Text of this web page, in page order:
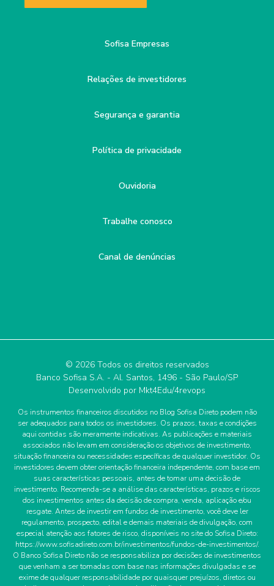
Sofisa Empresas
Relações de investidores
Segurança e garantia
Política de privacidade
Ouvidoria
Trabalhe conosco
Canal de denúncias
© 2026 Todos os direitos reservados
Banco Sofisa S.A. - Al. Santos, 1496 - São Paulo/SP
Desenvolvido por Mkt4Edu/4revops
Os instrumentos financeiros discutidos no Blog Sofisa Direto podem não
ser adequados para todos os investidores. Os prazos, taxas e condições
aqui contidas são meramente indicativas. As publicações e materiais
associados não levam em consideração os objetivos de investimento,
situação financeira ou necessidades específicas de qualquer investidor. Os
investidores devem obter orientação financeira independente, com base em
suas características pessoais, antes de tomar uma decisão de
investimento. Recomenda-se a análise das características, prazos e riscos
dos investimentos antes da decisão de compra, venda, aplicação e/ou
resgate. Antes de investir em fundos de investimento, você deve ler
regulamento, prospecto, edital e demais materiais de divulgação, com
especial atenção aos fatores de risco, disponíveis no site do Sofisa Direto:
https://www.sofisadireto.com.br/investimentos/fundos-de-investimentos/.
O Banco Sofisa Direto não se responsabiliza por decisões de investimentos
que venham a ser tomadas com base nas informações divulgadas e se
exime de qualquer responsabilidade por quaisquer prejuízos, diretos ou